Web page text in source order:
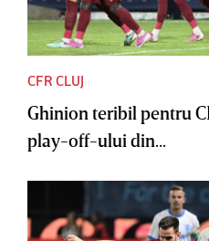
CFR CLUJ
Ghinion teribil pentru
play-off-ului din...